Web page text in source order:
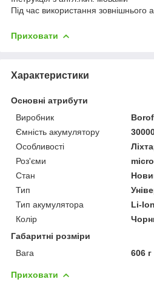
Під час використання зовнішнього
Приховати
Характеристики
Основні атрибути
Виробник
Ємність акумулятору
Особливості
Роз'єми
Стан
Тип
Тип акумулятора
Li-Ion
Колір
Габаритні розміри
Вага
606 г
Приховати